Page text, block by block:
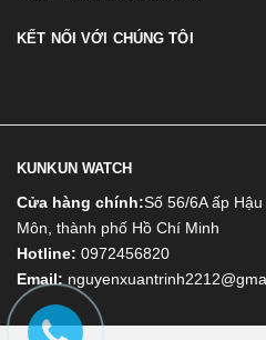
KẾT NỐI VỚI CHÚNG TÔI
KUNKUN WATCH
Cửa hàng chính:Số 56/6A ấp
Môn, thành phố Hồ Chí Minh
Hotline: 0972456820
Email: